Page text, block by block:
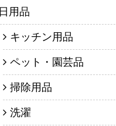
日用品
キッチン用品
ペット・園芸品
掃除用品
洗濯